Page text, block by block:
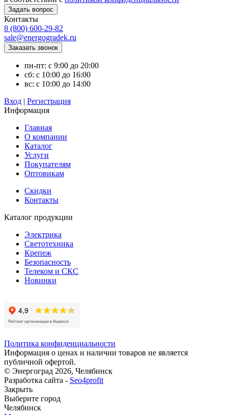
Контакты
8 (800) 600-29-82
sale@energogradek.ru
пн-пт: с 9:00 до 20:00
сб: с 10:00 до 16:00
вс: с 10:00 до 14:00
Вход | Регистрация
Информация
Главная
О компании
Каталог
Услуги
Покупателям
Оптовикам
Скидки
Контакты
Каталог продукции
Электрика
Светотехника
Крепеж
Безопасность
Телеком и СКС
Новинки
Политика конфиденциальности
Информация о ценах и наличии товаров не является
публичной офертой.
© Энергоград 2026, Челябинск
Разработка сайта - Seo4profit
Закрыть
Выберите город
Челябинск